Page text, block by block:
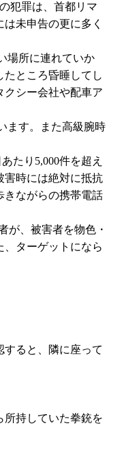
犯罪は、首都リマ
未申告の更に多く
場所に連れていか
ところ昏睡してし
クシー会社や配車ア
ます。また高級腕時
たり5,000件を超え
害時には絶対に抵抗
きながらの携帯電話
が、被害者を物色・
ターゲットになら
すると、隣に座って
所持していた拳銃を